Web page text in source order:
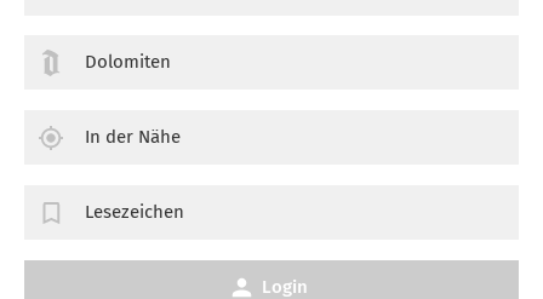
Dolomiten
In der Nähe
Lesezeichen
Login